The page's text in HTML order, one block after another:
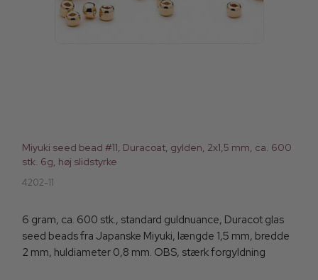
Miyuki seed bead #11, Duracoat, gylden, 2x1,5 mm, ca. 600
stk. 6g, høj slidstyrke
4202-11
6 gram, ca. 600 stk., standard guldnuance, Duracot glas
seed beads fra Japanske Miyuki, længde 1,5 mm, bredde
2 mm, huldiameter 0,8 mm. OBS, stærk forgyldning